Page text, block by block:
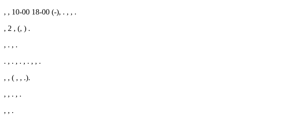
, , 10-00 18-00 (-), . , , .
, 2 , (, ) .
, . , .
. , . , . , . , , .
, , ( , , .).
, , . , .
, , .